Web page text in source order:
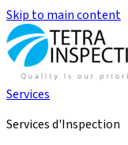
Skip to main content
Services
Services d'Inspection